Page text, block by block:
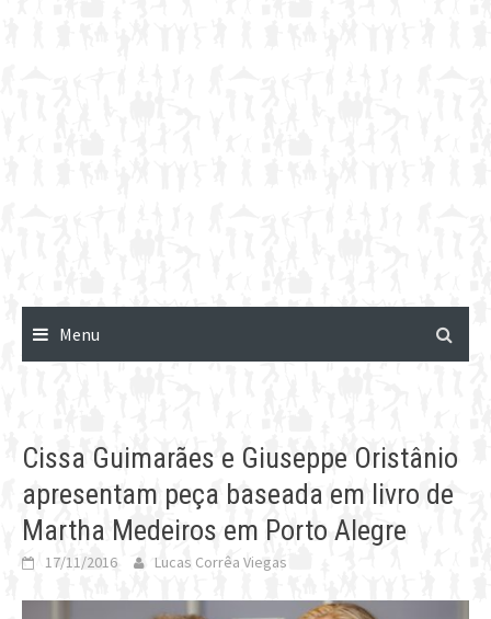
Menu
Cissa Guimarães e Giuseppe Oristânio
apresentam peça baseada em livro de
Martha Medeiros em Porto Alegre
17/11/2016 Lucas Corrêa Viegas